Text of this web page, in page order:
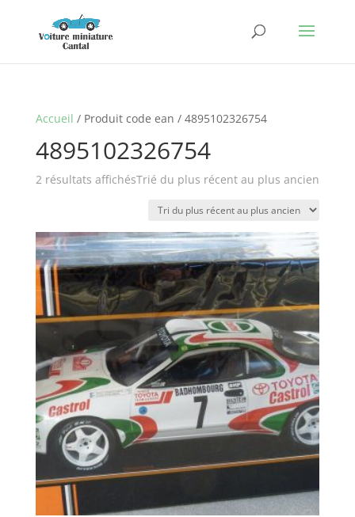
Accueil / Produit code ean / 4895102326754
4895102326754
2 résultats affichésTrié du plus récent au plus ancien